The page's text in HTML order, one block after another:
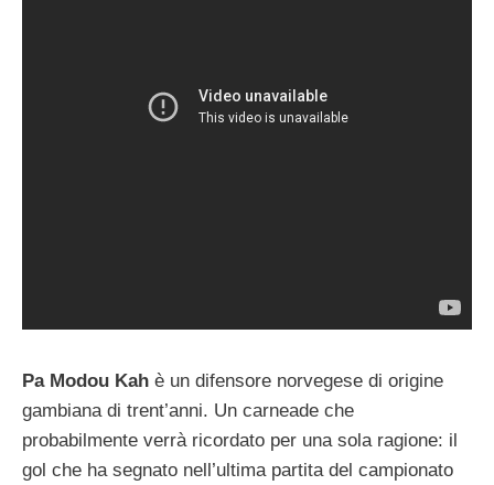
Pa Modou Kah è un difensore norvegese di origine
gambiana di trent’anni. Un carneade che
probabilmente verrà ricordato per una sola ragione: il
gol che ha segnato nell’ultima partita del campionato